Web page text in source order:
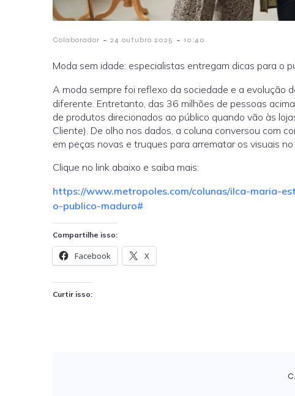
Colaborador - 24 outubro 2025 - 10:40
Moda sem idade: especialistas entregam dicas para o
A moda sempre foi reflexo da sociedade e a evolução
diferente. Entretanto, das 36 milhões de pessoas
de produtos direcionados ao público quando vão às
Cliente). De olho nos dados, a coluna conversou com
em peças novas e truques para arrematar os visuais no
Clique no link abaixo e saiba mais:
https://www.metropoles.com/colunas/ilca-maria-
o-publico-maduro#
Compartilhe isso:
Facebook X
Curtir isso: